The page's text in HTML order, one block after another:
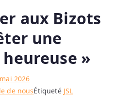
aux Bizots
une
»
2026
de nousÉtiqueté JSL